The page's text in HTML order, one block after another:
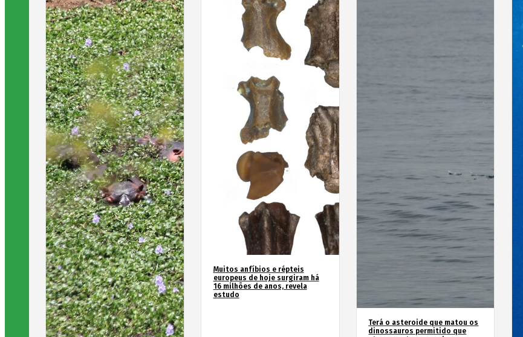
Muitos anfíbios e répteis
europeus de hoje surgiram há
16 milhões de anos, revela
estudo
Terá o asteroide que matou os
dinossauros permitido que